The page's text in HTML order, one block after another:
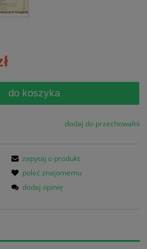
do koszyka
dodaj do przechowalni
zapytaj o produkt
poleć znajomemu
dodaj opinię